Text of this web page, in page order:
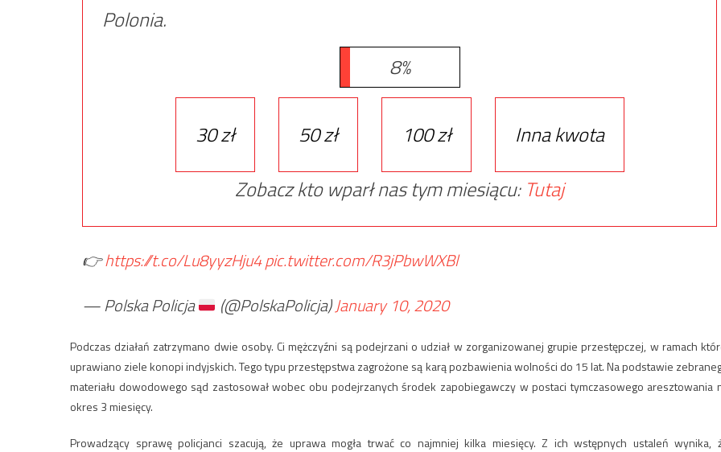
Polonia.
8%
30 zł 50 zł 100 zł
Inna kwota
Zobacz kto wparł nas tym miesiącu: Tutaj
👉https://t.co/Lu8yyzHju4pic.twitter.com/R3jPbwWXBl
— Polska Policja
(@PolskaPolicja)January 10, 2020
Podczas działań zatrzymano dwie osoby. Ci mężczyźni są podejrzani o udział w zorganizowanej grupie przestępczej, w ramach
uprawiano ziele konopi indyjskich. Tego typu przestępstwa zagrożone są karą pozbawienia wolności do 15 lat. Na podstawie
materiału dowodowego sąd zastosował wobec obu podejrzanych środek zapobiegawczy w postaci tymczasowego aresztowania
okres 3 miesięcy.
Prowadzący sprawę policjanci szacują, że uprawa mogła trwać co najmniej kilka miesięcy. Z ich wstępnych ustaleń wynika,